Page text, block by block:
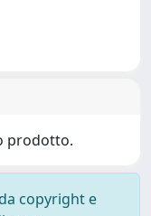
prodotto.
copyright e